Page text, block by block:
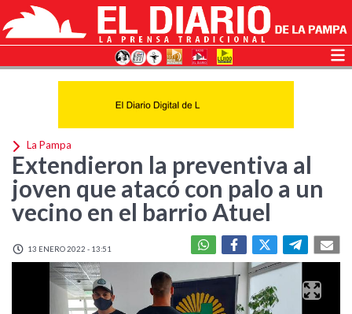
La Pampa
Extendieron la preventiva al
joven que atacó con palo a un
vecino en el barrio Atuel
13 ENERO 2022 - 13:51